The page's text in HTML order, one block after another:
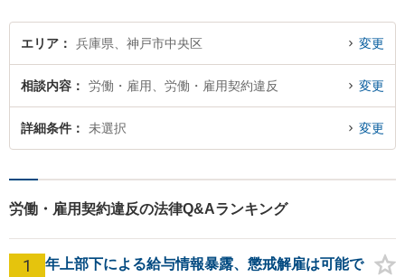
エリア 兵庫県、神戸市中央区 変更
相談内容 労働・雇用、労働・雇用契約違反 変更
詳細条件 未選択 変更
労働・雇用契約違反の法律Q&Aランキング
1
年上部下による給与情報暴露、懲戒解雇は可能で